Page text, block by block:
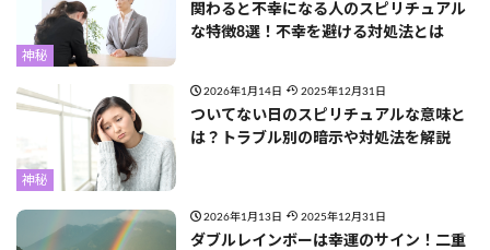
神秘
関わると不幸になる人のスピリチュアル
な特徴8選！不幸を避ける対処法とは
神秘
2026年1月14日 2025年12月31日
ついてない日のスピリチュアルな意味と
は？トラブル別の暗示や対処法を解説
2026年1月13日 2025年12月31日
ダブルレインボーは幸運のサイン！二重